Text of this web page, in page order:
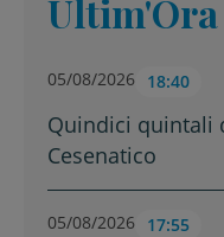
Ultim'Ora
05/08/2026 18:40
Quindici quintali
Cesenatico
05/08/2026 17:55